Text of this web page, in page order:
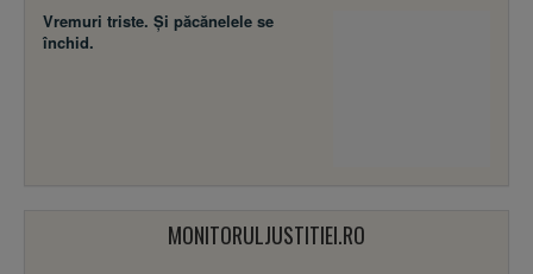
Vremuri triste. Şi păcănelele se
închid.
MONITORULJUSTITIEI.RO